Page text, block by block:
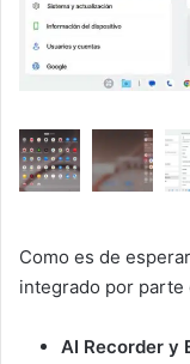
Como es de
integrado por parte
AI Recorder y